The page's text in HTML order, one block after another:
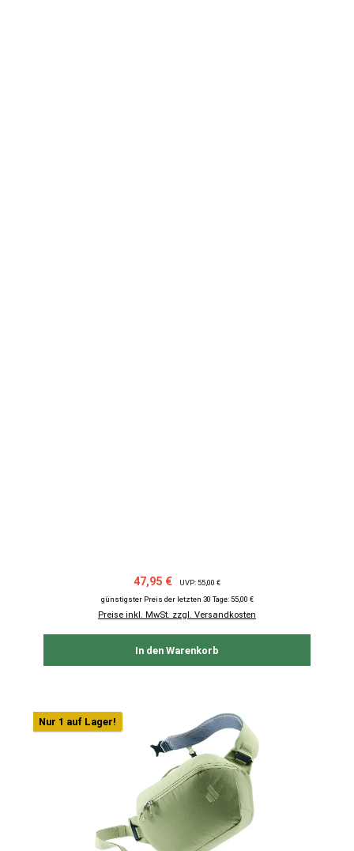
Verkaufspreis:
47,95 € Regulärer Preis:
UVP: 55,00 €
günstigster Preis der letzten 30 Tage: 55,00 €
Preise inkl. MwSt. zzgl. Versandkosten
In den Warenkorb
Nur 1 auf Lager!